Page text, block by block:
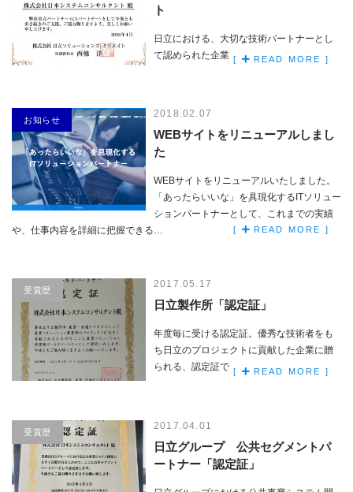
ト
日立における、大切な技術パートナーとし
て認められた企業に贈られる、賞状です。
[ READ MORE ]
お知らせ
2018.02.07
WEBサイトをリニューアルしまし
た
WEBサイトをリニューアルいたしました。
「あったらいいな」を具現化するITソリュー
ションパートナーとして、これまでの実績
や、仕事内容を詳細に把握できる…
[ READ MORE ]
受賞歴
2017.05.17
日立製作所「認定証」
年度毎に受ける認定証。優秀な技術者をも
ち日立のプロジェクトに貢献した企業に贈
られる、認定証です。
[ READ MORE ]
受賞歴
2017.04.01
日立グループ 公共セグメントパ
ートナー「認定証」